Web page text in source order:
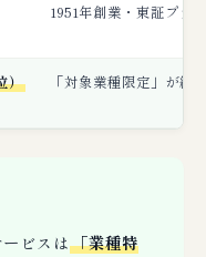
1951年創業・東証プラ
） 「対象業種限定」が
ビスは「業種特